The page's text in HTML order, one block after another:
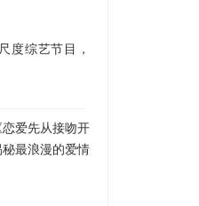
度综艺节目，
爱先从接吻开
最浪漫的爱情